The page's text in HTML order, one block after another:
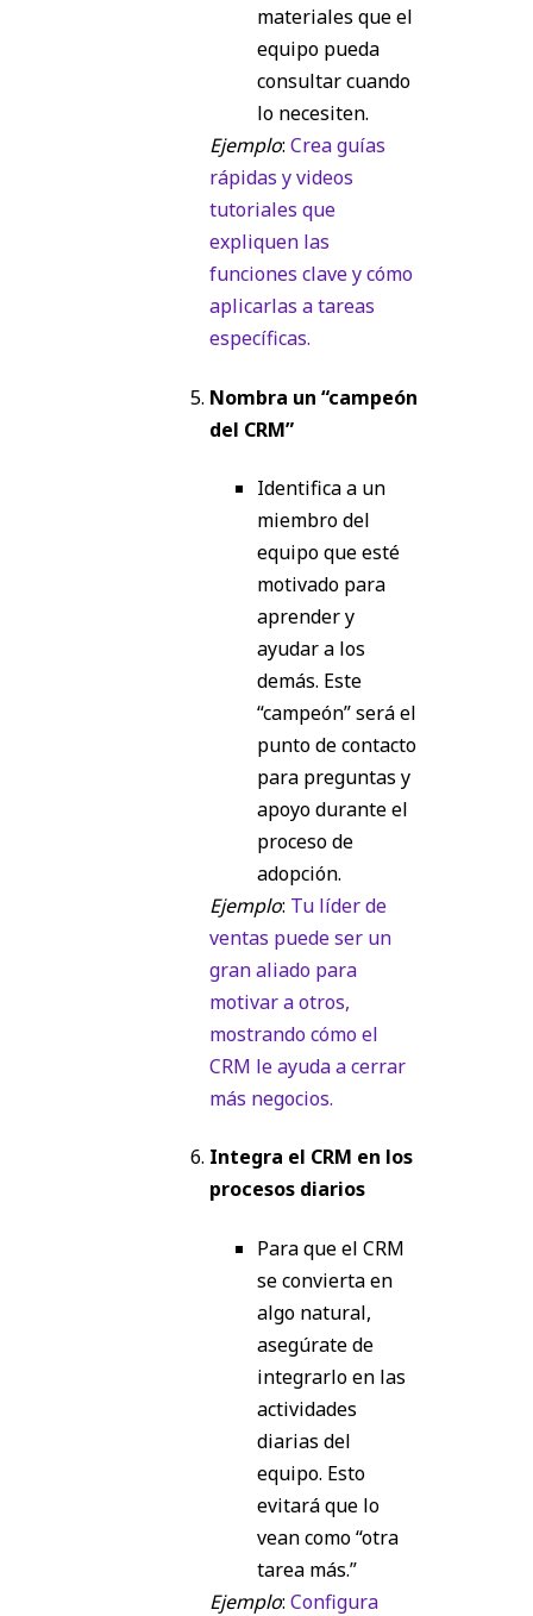
materiales que el
equipo pueda
consultar cuando
lo necesiten.
Ejemplo: Crea guías
rápidas y videos
tutoriales que
expliquen las
funciones clave y cómo
aplicarlas a tareas
específicas.
Nombra un “campeón
del CRM”
Identifica a un
miembro del
equipo que esté
motivado para
aprender y
ayudar a los
demás. Este
“campeón” será el
punto de contacto
para preguntas y
apoyo durante el
proceso de
adopción.
Ejemplo: Tu líder de
ventas puede ser un
gran aliado para
motivar a otros,
mostrando cómo el
CRM le ayuda a cerrar
más negocios.
Integra el CRM en los
procesos diarios
Para que el CRM
se convierta en
algo natural,
asegúrate de
integrarlo en las
actividades
diarias del
equipo. Esto
evitará que lo
vean como “otra
tarea más.”
Ejemplo: Configura